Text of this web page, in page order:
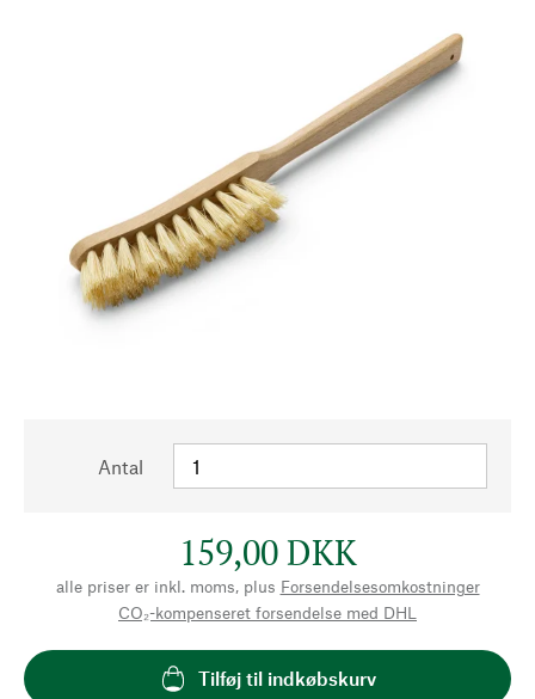
Antal
159,00 DKK
alle priser er inkl. moms, plus Forsendelsesomkostninger
CO₂-kompenseret forsendelse med DHL
Tilføj til indkøbskurv